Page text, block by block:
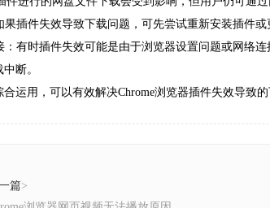
插件失效导致下载问题，可先尝试重新安装插件
有时插件失效可能是由于浏览器设置问题或网络
断。
运用，可以有效解决Chrome浏览器插件失效导致
篇>